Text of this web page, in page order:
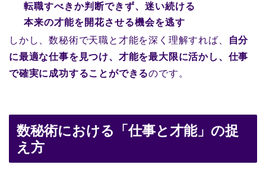
転職すべきか判断できず、迷い続ける
本来の才能を開花させる機会を逃す
しかし、数秘術で天職と才能を深く理解すれば、
自分
に最適な仕事を見つけ、才能を最大限に活かし、仕事
で確実に成功することができるのです。
数秘術における「仕事と才能」の捉
え方